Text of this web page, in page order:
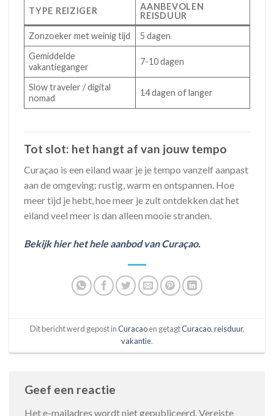
TYPE REIZIGER
AANBEVOLEN
REISDUUR
Zonzoeker met weinig tijd
5 dagen
Gemiddelde
vakantieganger
7-10 dagen
Slow traveler / digital
nomad
14 dagen of langer
Tot slot: het hangt af van jouw tempo
Curaçao is een eiland waar je je tempo vanzelf aanpast
aan de omgeving: rustig, warm en ontspannen. Hoe
meer tijd je hebt, hoe meer je zult ontdekken dat het
eiland veel meer is dan alleen mooie stranden.
Bekijk hier het hele aanbod van Curaçao.
Dit bericht werd gepost inCuracaoen getagtCuracao,reisduur,
vakantie.
Geef een reactie
Het e-mailadres wordt niet gepubliceerd. Vereiste